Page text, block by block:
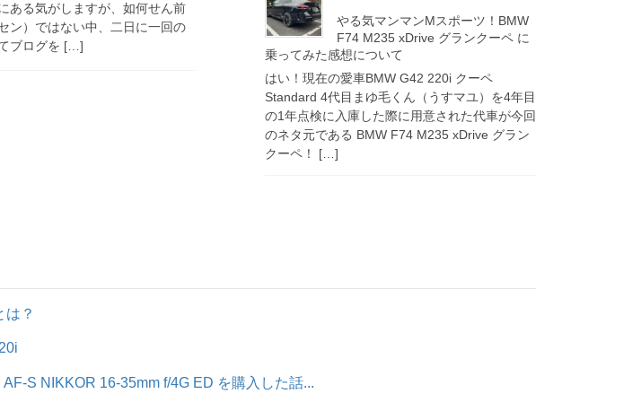
ある気がしますが、如何せん前
ン）ではない中、二日に一回の
ブログを […]
やる気マンマンMスポーツ！BMW
F74 M235 xDrive グランクーペ に
乗ってみた感想について
はい！現在の愛車BMW G42 220i クーペ
Standard 4代目まゆ毛くん（うすマユ）を4年目
の1年点検に入庫した際に用意された代車が今回
のネタ元である BMW F74 M235 xDrive グラン
クーペ！ […]
は？
S NIKKOR 16-35mm f/4G ED を購入した話...